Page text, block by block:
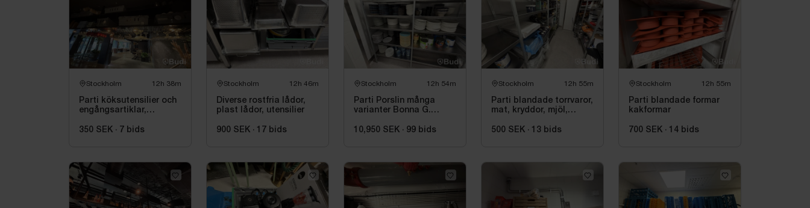
Stockholm 12h 38m
Parti köksutensilier och
engångsartiklar,
350 SEK · 7 bids
Stockholm 12h 46m
Diverse rostfria lådor,
plast lådor, utensilier
900 SEK · 17 bids
Stockholm 12h 54m
Parti Porslin många
varianter Bonna G.
10,950 SEK · 99 bids
Stockholm 12h 55m
Parti blandade torrvaror,
mat, kryddor, mjöl,
500 SEK · 13 bids
Stockholm 12h 55m
Parti blandade formar
kakformar
700 SEK · 14 bids